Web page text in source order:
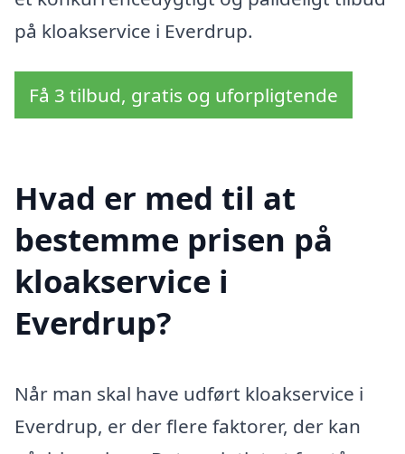
på kloakservice i Everdrup.
Få 3 tilbud, gratis og uforpligtende
Hvad er med til at
bestemme prisen på
kloakservice i
Everdrup?
Når man skal have udført kloakservice i
Everdrup, er der flere faktorer, der kan